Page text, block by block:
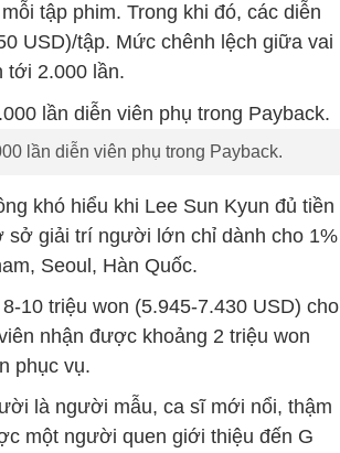
tập phim. Trong khi đó, các diễn
USD)/tập. Mức chênh lệch giữa vai
tới 2.000 lần.
lần diễn viên phụ trong Payback.
khó hiểu khi Lee Sun Kyun đủ tiền
sở giải trí người lớn chỉ dành cho 1%
Seoul, Hàn Quốc.
10 triệu won (5.945-7.430 USD) cho
nhận được khoảng 2 triệu won
phục vụ.
là người mẫu, ca sĩ mới nổi, thậm
một người quen giới thiệu đến G